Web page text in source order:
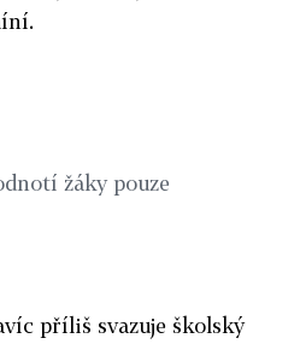
žáky pouze
příliš svazuje školský